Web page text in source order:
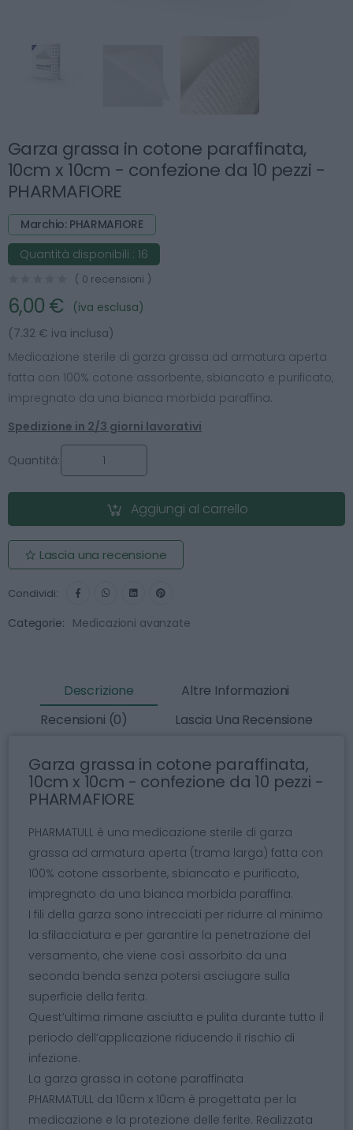
Garza grassa in cotone paraffinata,
10cm x 10cm - confezione da 10 pezzi -
PHARMAFIORE
Marchio: PHARMAFIORE
Quantità disponibili : 16
( 0 recensioni )
6,00 €
(iva esclusa)
(7.32 € iva inclusa)
Medicazione sterile di garza grassa ad armatura aperta
fatta con 100% cotone assorbente, sbiancato e purificato,
impregnato da una bianca morbida paraffina.
Spedizione in 2/3 giorni lavorativi
Quantità:
Aggiungi al carrello
Lascia una recensione
Condividi:
Categorie: Medicazioni avanzate
Descrizione
Altre Informazioni
Recensioni (0)
Lascia Una Recensione
Garza grassa in cotone paraffinata,
10cm x 10cm - confezione da 10 pezzi -
PHARMAFIORE
PHARMATULL è una medicazione sterile di garza
grassa ad armatura aperta (trama larga) fatta con
100% cotone assorbente, sbiancato e purificato,
impregnato da una bianca morbida paraffina.
I fili della garza sono intrecciati per ridurre al minimo
la sfilacciatura e per garantire la penetrazione del
versamento, che viene così assorbito da una
seconda benda senza potersi asciugare sulla
superficie della ferita.
Quest’ultima rimane asciutta e pulita durante tutto il
periodo dell’applicazione riducendo il rischio di
infezione.
La garza grassa in cotone paraffinata
PHARMATULL da 10cm x 10cm è progettata per la
medicazione e la protezione delle ferite. Realizzata